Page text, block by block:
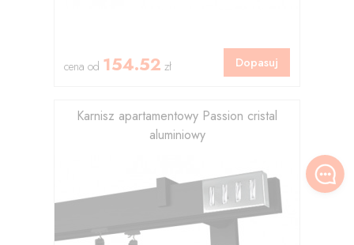
cena od 154.52 zł Dopasuj
Karnisz apartamentowy Passion cristal
aluminiowy